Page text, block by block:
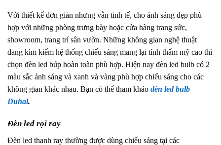
Với thiết kế đơn giản nhưng vẫn tinh tế, cho ánh sáng đẹp phù
hợp với những phòng trưng bày hoặc cửa hàng trang sức,
showroom, trang trí sân vườn. Những không gian nghệ thuật
đang kìm kiếm hệ thống chiếu sáng mang lại tính thẩm mỹ cao thì
chọn đèn led búp hoàn toàn phù hợp. Hiện nay đèn led bulb có 2
màu sắc ánh sáng và xanh và vàng phù hợp chiếu sáng cho các
không gian khác nhau. Bạn có thể tham khảo đèn led bulb
Duhal.
Đèn led rọi ray
Đèn led thanh ray thường được dùng chiếu sáng tại các